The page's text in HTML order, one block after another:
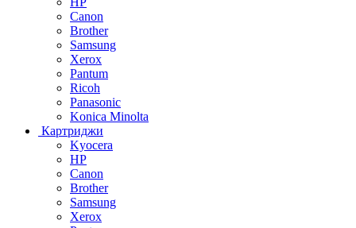
Canon
Brother
Samsung
Xerox
Pantum
Ricoh
Panasonic
Konica Minolta
Картриджи
Kyocera
HP
Canon
Brother
Samsung
Xerox